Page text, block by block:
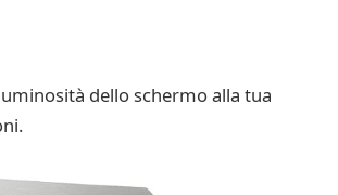
dello schermo alla tua